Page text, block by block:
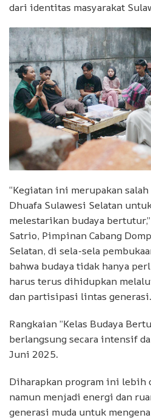
dari identitas masyarakat
“Kegiatan ini merupakan
Dhuafa Sulawesi Selatan
melestarikan budaya
Satrio, Pimpinan Cabang
Selatan, di sela-sela
bahwa budaya tidak hanya
harus terus dihidupkan
dan partisipasi lintas generasi.
Rangkaian ”Kelas Budaya
berlangsung secara intensif
Juni 2025.
Diharapkan program ini lebih
namun menjadi energi dan
generasi muda untuk